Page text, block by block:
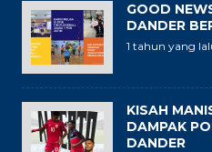
GOOD
DANDER
1 tahun yang
KISAH
DAMPAK
DANDER